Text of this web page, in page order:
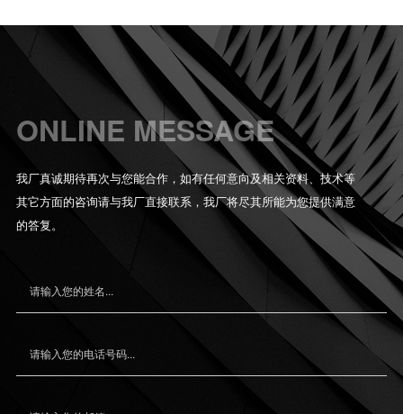
ONLINE MESSAGE
我厂真诚期待再次与您能合作，如有任何意向及相关资料、技术等
其它方面的咨询请与我厂直接联系，我厂将尽其所能为您提供满意
的答复。